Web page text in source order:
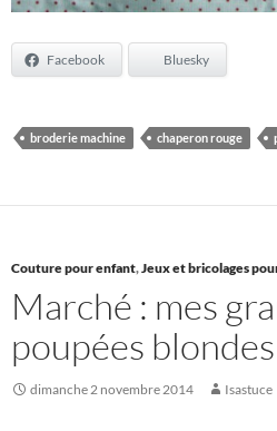
Facebook Bluesky
broderie machine chaperon rouge
Couture pour enfant,Jeux et bricolages
Marché : mes
poupées blondes
dimanche 2 novembre 2014 Isastuce